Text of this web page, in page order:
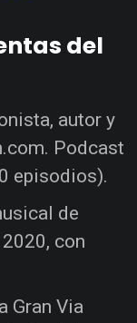
del
autor y
Podcast
episodios).
de
con
Gran Via